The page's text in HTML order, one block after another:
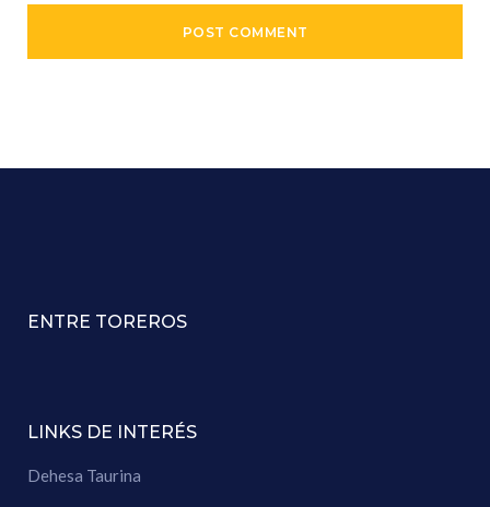
ENTRE TOREROS
LINKS DE INTERÉS
Dehesa Taurina